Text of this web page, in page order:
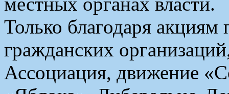
Только благодаря акциям
гражданских
Ассоциация, движение